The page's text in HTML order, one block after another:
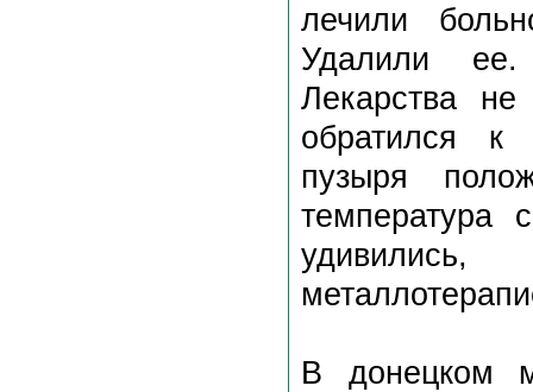
лечили
Удалили ее.
Лекарства
обратился к
пузыря
температура
В донецком